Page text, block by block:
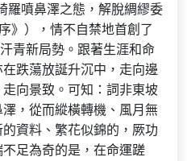
羅噴鼻澤之態，解脫綢繆委
》），情不自禁地首創了
青新局勢。跟著生涯和命
跌蕩放誕升沉中，走向邊
向景致。可知：詞非東坡
，從而縱橫轉機、風月無
資料、繁花似錦的，厥功
足為奇的是，在命運蹉